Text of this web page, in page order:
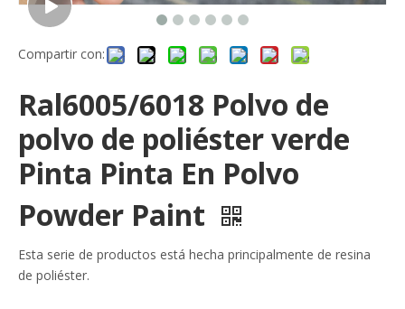
Compartir con:
Ral6005/6018 Polvo de
polvo de poliéster verde
Pinta Pinta En Polvo
Powder Paint
Esta serie de productos está hecha principalmente de resina
de poliéster.